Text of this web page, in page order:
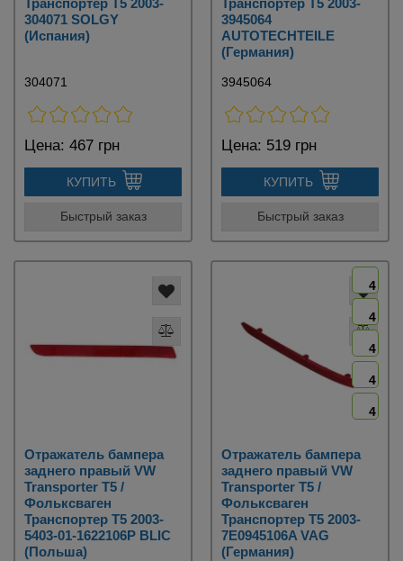
304071 SOLGY
(Испания)
304071
Цена: 467 грн
КУПИТЬ
Быстрый заказ
3945064
AUTOTECHTEILE
(Германия)
3945064
Цена: 519 грн
КУПИТЬ
Быстрый заказ
Отражатель бампера
заднего правый VW
Transporter T5 /
Фольксваген
Транспортер Т5 2003-
5403-01-1622106P BLIC
(Польша)
4
4
4
4
4
Отражатель бампера
заднего правый VW
Transporter T5 /
Фольксваген
Транспортер Т5 2003-
7E0945106A VAG
(Германия)